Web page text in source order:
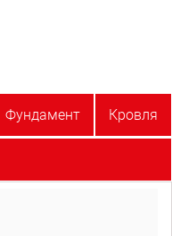
Фундамент Кровля